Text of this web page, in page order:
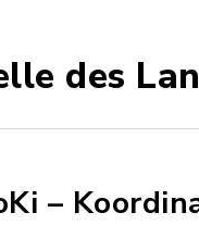
des
–